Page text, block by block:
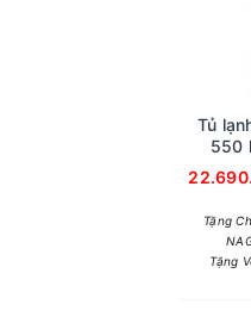
Tủ
550
Tặng
Tặng